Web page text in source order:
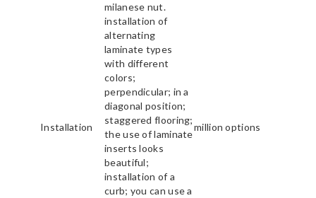
milanese nut.
Installation
installation of
alternating
laminate types
with different
colors;
perpendicular; in a
diagonal position;
staggered flooring;
the use of laminate
inserts looks
beautiful;
installation of a
curb; you can use a
million options